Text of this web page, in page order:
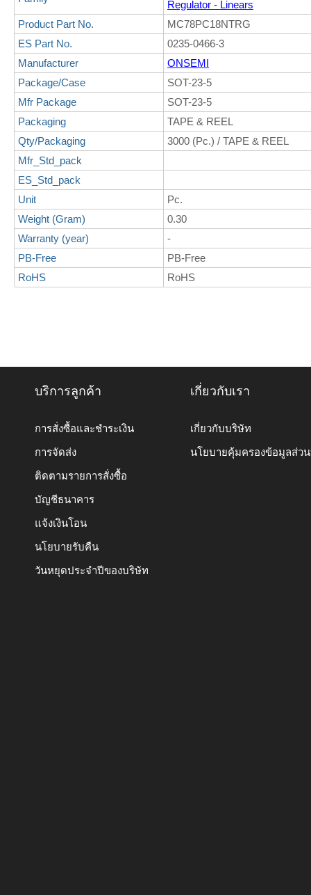
Regulator - Linears
Product Part No.
MC78PC18NTRG
ES Part No.
0235-0466-3
Manufacturer
ONSEMI
Package/Case
SOT-23-5
Mfr Package
SOT-23-5
Packaging
TAPE & REEL
Qty/Packaging
3000 (Pc.) / TAPE & REEL
Mfr_Std_pack
ES_Std_pack
Unit
Pc.
Weight (Gram)
0.30
Warranty (year)
-
PB-Free
PB-Free
RoHS
RoHS
บริการลูกค้า
การสั่งซื้อและชำระเงิน
การจัดส่ง
ติดตามรายการสั่งซื้อ
บัญชีธนาคาร
แจ้งเงินโอน
นโยบายรับคืน
วันหยุดประจำปีของบริษัท
เกี่ยวกับเรา
เกี่ยวกับบริษัท
นโยบายคุ้มครองข้อมูลส่ว